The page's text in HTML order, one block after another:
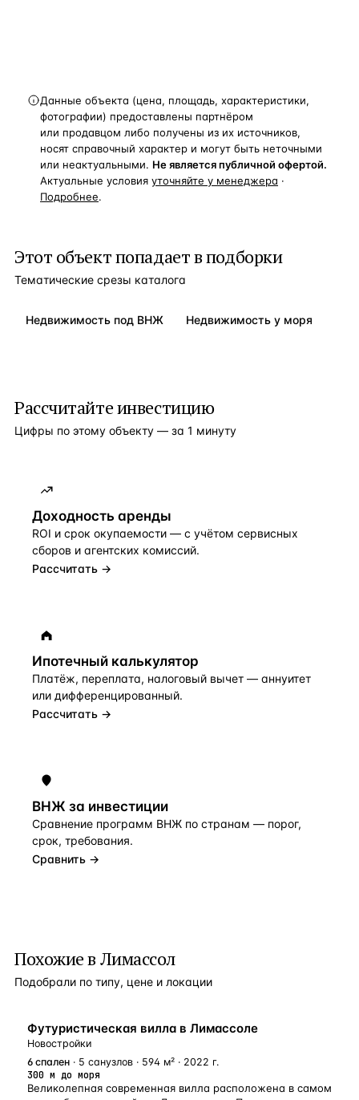
Данные объекта (цена, площадь, характеристики,
фотографии) предоставлены партнёром
или продавцом либо получены из их источников,
носят справочный характер и могут быть неточными
или неактуальными. Не является публичной офертой.
Актуальные условия уточняйте у менеджера ·
Подробнее.
Этот объект попадает в подборки
Тематические срезы каталога
Недвижимость под ВНЖ Недвижимость у моря
Рассчитайте инвестицию
Цифры по этому объекту — за 1 минуту
Доходность аренды
ROI и срок окупаемости — с учётом сервисных
сборов и агентских комиссий.
Рассчитать →
Ипотечный калькулятор
Платёж, переплата, налоговый вычет — аннуитет
или дифференцированный.
Рассчитать →
ВНЖ за инвестиции
Сравнение программ ВНЖ по странам — порог,
срок, требования.
Сравнить →
Похожие в Лимассол
Подобрали по типу, цене и локации
НОВОСТРОЙКА
Футуристическая вилла в Лимассоле
Новостройки
6 спален · 5 санузлов · 594 м² · 2022 г.
300 м до моря
Великолепная современная вилла расположена в самом